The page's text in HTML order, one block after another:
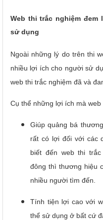
Web thi trắc nghiệm
sử dụng
Ngoài những lý do trên thi
nhiều lợi ích cho người sử
web thi trắc nghiệm đã và
Cụ thể những lợi ích mà
Giúp quảng bá
rất có lợi đối với các
biết đến web thi
đông thì thương hiệu
nhiều người tìm đến.
Tính tiện lợi cao với
thể sử dụng ở bất cứ